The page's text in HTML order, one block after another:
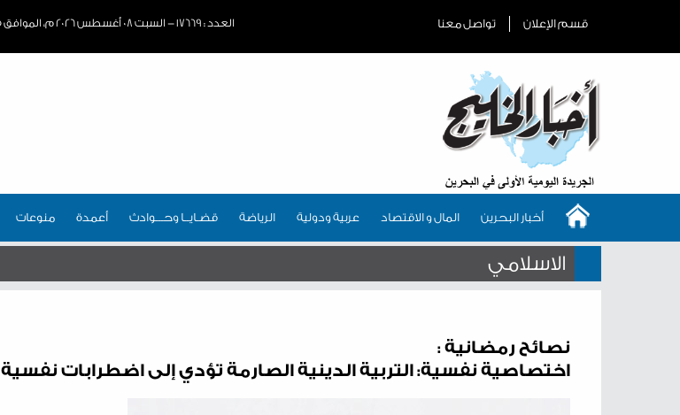
قسم الإعلان تواصل معنا العدد : ١٧٦٦٩ - السبت ٠٨ أغسطس ٢٠٢٦ م، الموافق ٢٥ صفر ١٤٤٨هـ
أخبار البحرين المال و الاقتصاد عربية ودولية الرياضة قضـايــا وحـــوادث أعمدة منوعات
الاسلامي
نصائح رمضانية :
اختصاصية نفسية: التربية الدينية الصارمة تؤدي إلى اضطرابات نفسية